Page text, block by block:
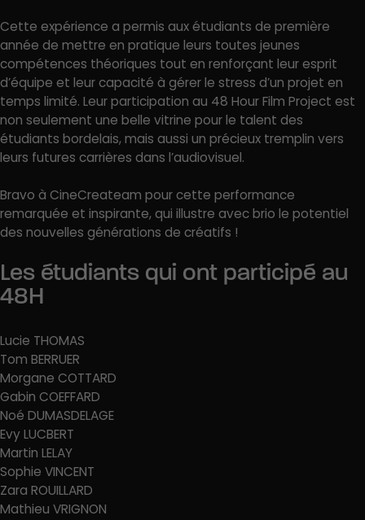
Cette expérience a permis aux étudiants de première
année de mettre en pratique leurs toutes jeunes
compétences théoriques tout en renforçant leur esprit
d’équipe et leur capacité à gérer le stress d’un projet en
temps limité. Leur participation au 48 Hour Film Project est
non seulement une belle vitrine pour le talent des
étudiants bordelais, mais aussi un précieux tremplin vers
leurs futures carrières dans l’audiovisuel.
Bravo à CineCreateam pour cette performance
remarquée et inspirante, qui illustre avec brio le potentiel
des nouvelles générations de créatifs !
Les étudiants qui ont participé au
48H
Lucie THOMAS
Tom BERRUER
Morgane COTTARD
Gabin COEFFARD
Noé DUMASDELAGE
Evy LUCBERT
Martin LELAY
Sophie VINCENT
Zara ROUILLARD
Mathieu VRIGNON